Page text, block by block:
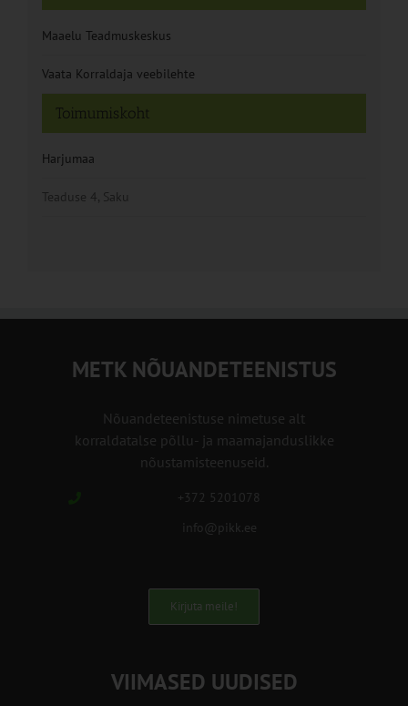
Toimumiskoht
Harjumaa
Teaduse 4, Saku
Maaelu Teadmuskeskus
Vaata Korraldaja veebilehte
METK NÕUANDETEENISTUS
Nõuandeteenistuse nimetuse alt
korraldatalse põllu- ja maamajanduslikke
nõustamisteenuseid.
+372 5201078
info@pikk.ee
Kirjuta meile!
VIIMASED UUDISED